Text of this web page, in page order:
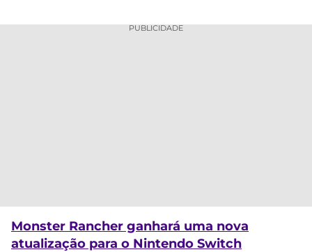
PUBLICIDADE
Monster Rancher ganhará uma nova
atualização para o Nintendo Switch